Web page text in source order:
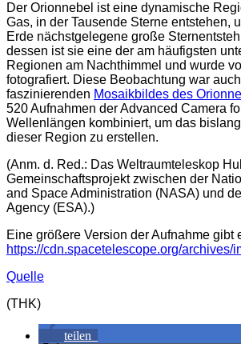
Der Orionnebel ist eine dynamische
Gas, in der Tausende Sterne entstehen,
Erde nächstgelegene große
dessen ist sie eine der am häufigsten
Regionen am Nachthimmel und wurde
fotografiert. Diese Beobachtung war
faszinierenden Mosaikbildes des
520 Aufnahmen der Advanced Camera
Wellenlängen kombiniert, um das
dieser Region zu erstellen.
(Anm. d. Red.: Das Weltraumteleskop
Gemeinschaftsprojekt zwischen der
and Space Administration (NASA) und
Agency (ESA).)
Eine größere Version der Aufnahme gibt
https://cdn.spacetelescope.org/archives/
Quelle
(THK)
teilen